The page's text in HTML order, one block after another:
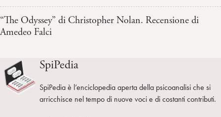
“The Odyssey” di Christopher Nolan. Recensione di
Amedeo Falci
SpiPedia
SpiPedia è l’enciclopedia aperta della psicoanalisi che si
arricchisce nel tempo di nuove voci e di costanti contributi.